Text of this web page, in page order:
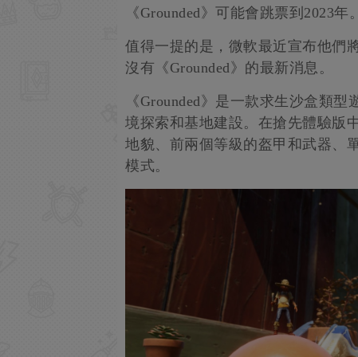
《Grounded》可能會跳票到2023年。
值得一提的是，微軟最近宣布他們
沒有《Grounded》的最新消息。
《Grounded》是一款求生沙盒類
境探索和基地建設。在搶先體驗版
地貌、前兩個等級的盔甲和武器、
模式。